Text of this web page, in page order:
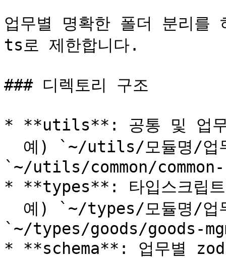
업무별 명확한 폴더 분리
ts로 제한합니다.
### 디렉토리 구조
* **utils**: 공통 및 업무
`~/utils/common/
* **types**: 타입스크립트
`~/types/goods/goods-
* **schema**: 업무별 zod